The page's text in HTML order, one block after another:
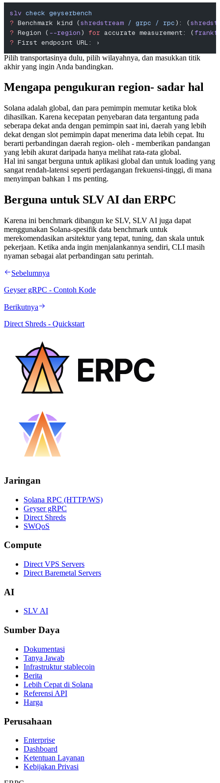
slv check geyserbench
? Benchmark kind (shredstream / grpc / rpc): (
? Region ( --region) for accurate measurement: (
? First endpoint URL: ›
Pilih transportasinya dulu, pilih wilayahnya, dan masukkan titik
akhir yang ingin Anda bandingkan.
Mengapa pengukuran region- sadar hal
Solana adalah global, dan para pemimpin memutar ketika blok
dihasilkan. Karena kecepatan penyebaran data tergantung pada
seberapa dekat anda dengan pemimpin saat ini, daerah yang lebih
dekat dengan slot pemimpin dapat menerima data lebih cepat. Itu
berarti perbandingan daerah region- oleh - memberikan pandangan
yang lebih akurat daripada hanya melihat rata-rata global.
Hal ini sangat berguna untuk aplikasi global dan untuk loading yang
sangat rendah-latensi seperti perdagangan frekuensi-tinggi, di mana
menyimpan bahkan 1 ms penting.
Berguna untuk SLV AI dan ERPC
Karena ini benchmark dibangun ke SLV, SLV AI juga dapat
menggunakan Solana-spesifik data benchmark untuk
merekomendasikan arsitektur yang tepat, tuning, dan skala untuk
pekerjaan. Ketika anda ingin menjalankannya sendiri, CLI masih
nyaman sebagai alat perbandingan satu perintah.
Sebelumnya
Geyser gRPC - Contoh Kode
Berikutnya
Direct Shreds - Quickstart
Jaringan
Solana RPC (HTTP/WS)
Geyser gRPC
Direct Shreds
SWQoS
Compute
Direct VPS Servers
Direct Baremetal Servers
AI
SLV AI
Sumber Daya
Dokumentasi
Tanya Jawab
Infrastruktur stablecoin
Berita
Lebih Cepat di Solana
Referensi API
Harga
Perusahaan
Enterprise
Dashboard
Ketentuan Layanan
Kebijakan Privasi